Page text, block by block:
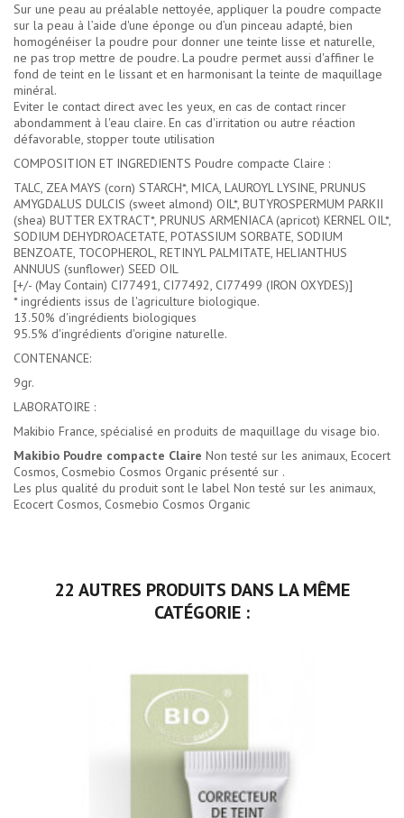
Sur une peau au préalable nettoyée, appliquer la poudre compacte
sur la peau à l’aide d'une éponge ou d’un pinceau adapté, bien
homogénéiser la poudre pour donner une teinte lisse et naturelle,
ne pas trop mettre de poudre. La poudre permet aussi d'affiner le
fond de teint en le lissant et en harmonisant la teinte de maquillage
minéral.
Eviter le contact direct avec les yeux, en cas de contact rincer
abondamment à l'eau claire. En cas d'irritation ou autre réaction
défavorable, stopper toute utilisation
COMPOSITION ET INGREDIENTS Poudre compacte Claire :
TALC, ZEA MAYS (corn) STARCH*, MICA, LAUROYL LYSINE, PRUNUS
AMYGDALUS DULCIS (sweet almond) OIL*, BUTYROSPERMUM PARKII
(shea) BUTTER EXTRACT*, PRUNUS ARMENIACA (apricot) KERNEL OIL*,
SODIUM DEHYDROACETATE, POTASSIUM SORBATE, SODIUM
BENZOATE, TOCOPHEROL, RETINYL PALMITATE, HELIANTHUS
ANNUUS (sunflower) SEED OIL
[+/- (May Contain) CI77491, CI77492, CI77499 (IRON OXYDES)]
* ingrédients issus de l'agriculture biologique.
13.50% d'ingrédients biologiques
95.5% d'ingrédients d'origine naturelle.
CONTENANCE:
9gr.
LABORATOIRE :
Makibio France, spécialisé en produits de maquillage du visage bio.
Makibio Poudre compacte Claire Non testé sur les animaux, Ecocert
Cosmos, Cosmebio Cosmos Organic présenté sur .
Les plus qualité du produit sont le label Non testé sur les animaux,
Ecocert Cosmos, Cosmebio Cosmos Organic
22 AUTRES PRODUITS DANS LA MÊME
CATÉGORIE :